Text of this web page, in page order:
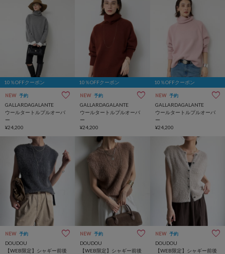
10％OFFクーポン
NEW 予約
GALLARDAGALANTE
ウールタートルプルオーバ
ー
¥24,200
10％OFFクーポン
NEW 予約
GALLARDAGALANTE
ウールタートルプルオーバ
ー
¥24,200
10％OFFクーポン
NEW 予約
GALLARDAGALANTE
ウールタートルプルオーバ
ー
¥24,200
NEW 予約
DOUDOU
【WEB限定】シャギー前後
NEW 予約
DOUDOU
【WEB限定】シャギー前後
NEW 予約
DOUDOU
【WEB限定】シャギー前後